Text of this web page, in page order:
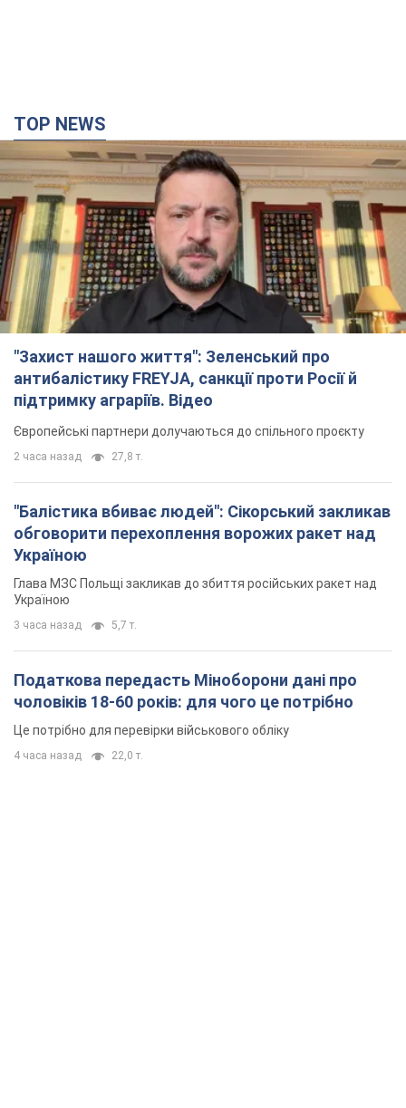
TOP NEWS
"Захист нашого життя": Зеленський про
антибалістику FREYJA, санкції проти Росії й
підтримку аграріїв. Відео
Європейські партнери долучаються до спільного проєкту
2 часа назад 27,8 т.
"Балістика вбиває людей": Сікорський закликав
обговорити перехоплення ворожих ракет над
Україною
Глава МЗС Польщі закликав до збиття російських ракет над
Україною
3 часа назад 5,7 т.
Податкова передасть Міноборони дані про
чоловіків 18-60 років: для чого це потрібно
Це потрібно для перевірки військового обліку
4 часа назад 22,0 т.